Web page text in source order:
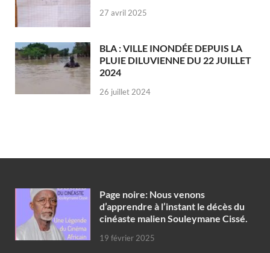
27 avril 2025
BLA : VILLE INONDÉE DEPUIS LA
PLUIE DILUVIENNE DU 22 JUILLET
2024
26 juillet 2024
Page noire: Nous venons
d’apprendre à l’instant le décès du
cinéaste malien Souleymane Cissé.
19 février 2025